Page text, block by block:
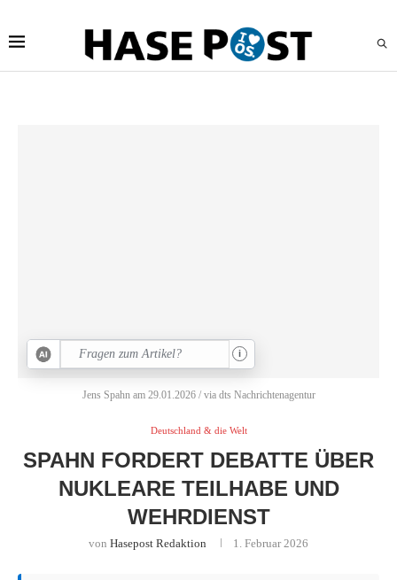
Jens Spahn am 29.01.2026 / via dts Nachrichtenagentur
i
Deutschland & die Welt
SPAHN FORDERT DEBATTE ÜBER
NUKLEARE TEILHABE UND
WEHRDIENST
von Hasepost Redaktion 1. Februar 2026